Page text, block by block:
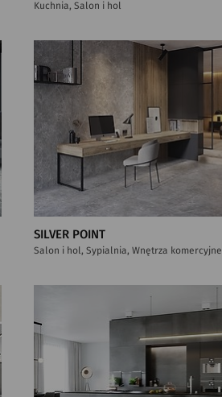
Kuchnia, Salon i hol
SILVER POINT
Salon i hol, Sypialnia, Wnętrza komercyjne